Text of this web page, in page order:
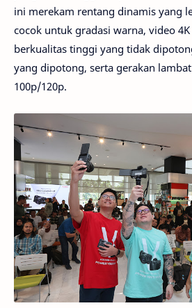
ini merekam rentang dinamis yang
cocok untuk gradasi warna, video
berkualitas tinggi yang tidak
yang dipotong, serta gerakan
100p/120p.